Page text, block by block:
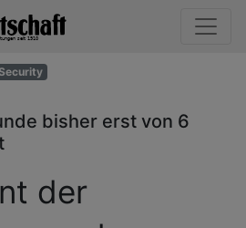
bisher erst von 6
der